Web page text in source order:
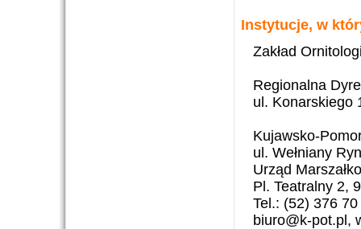
Instytucje, w
Zakład
Regionalna
ul. Konarskiego
Kujawsko-
ul. Wełniany
Urząd
Pl. Teatralny 2,
Tel.: (52) 376
biuro@k-pot.pl,